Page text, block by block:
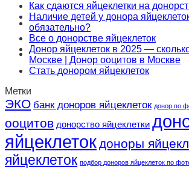
Как сдаются яйцеклетки на
Наличие детей у донора
обязательно?
Все о донорстве яйцеклеток
Донор яйцеклеток в 2025 —
Москве | Донор ооцитов в Москве
Стать донором яйцеклеток
Метки
ЭКО банк доноров яйцеклеток донор по
ооцитов донорство яйцеклетки
яйцеклетокдоноры
яйцеклеток подбор доноров яйцеклеток по